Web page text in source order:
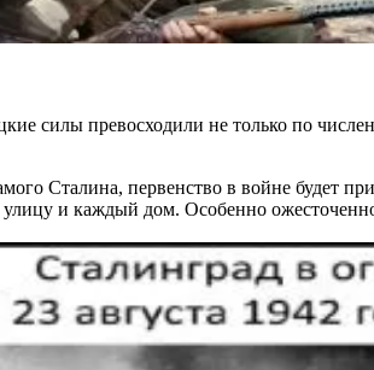
силы превосходили не только по
Сталина, первенство в войне будет
и каждый дом. Особенно